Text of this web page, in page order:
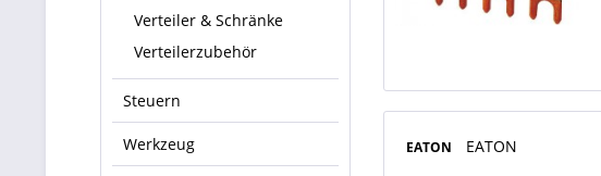
Verteiler & Schränke
Verteilerzubehör
Steuern
Werkzeug EATON EATON